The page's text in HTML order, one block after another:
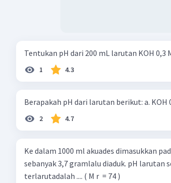
Tentukan pH dari 200 mL larutan KOH 0,3
1 4.3
2 4.7
Ke dalam 1000 ml akuades dimasukkan
sebanyak 3,7 gramlalu diaduk. pH larutan
terlarutadalah .... ( M r ​ = 74 )